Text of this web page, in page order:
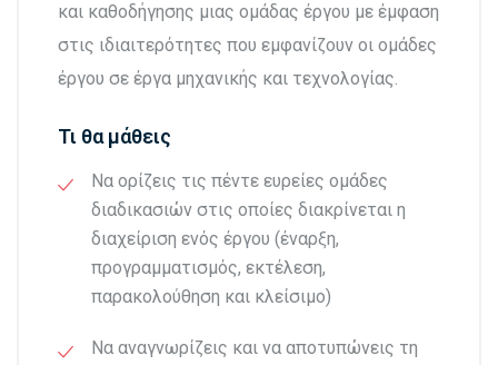
και καθοδήγησης μιας ομάδας έργου με έμφαση
στις ιδιαιτερότητες που εμφανίζουν οι ομάδες
έργου σε έργα μηχανικής και τεχνολογίας.
Τι θα μάθεις
Να ορίζεις τις πέντε ευρείες ομάδες
διαδικασιών στις οποίες διακρίνεται η
διαχείριση ενός έργου (έναρξη,
προγραμματισμός, εκτέλεση,
παρακολούθηση και κλείσιμο)
Να αναγνωρίζεις και να αποτυπώνεις τη